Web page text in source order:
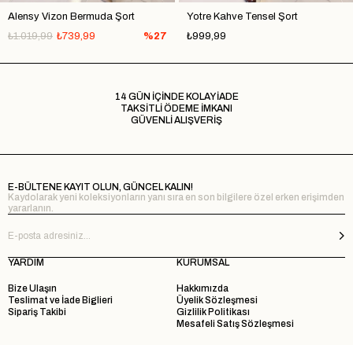
Alensy Vizon Bermuda Şort
₺739,99
₺1.019,99 %27
Yotre Kahve Tensel Şort
₺999,99
14 GÜN İÇİNDE KOLAY İADE
TAKSİTLİ ÖDEME İMKANI
GÜVENLİ ALIŞVERİŞ
E-BÜLTENE KAYIT OLUN, GÜNCEL KALIN!
Kaydolarak yeni koleksiyonların yanı sıra en son bilgilere özel erken erişimden
yararlanın.
YARDIM
Bize Ulaşın
Teslimat ve İade Biglieri
Sipariş Takibi
KURUMSAL
Hakkımızda
Üyelik Sözleşmesi
Gizlilik Politikası
Mesafeli Satış Sözleşmesi